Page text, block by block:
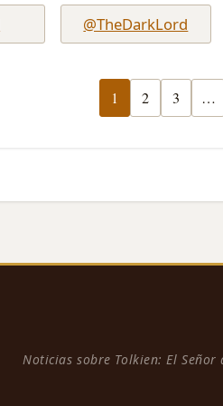
@TheDarkLord
1 2 3 …
Noticias sobre Tolkien: El